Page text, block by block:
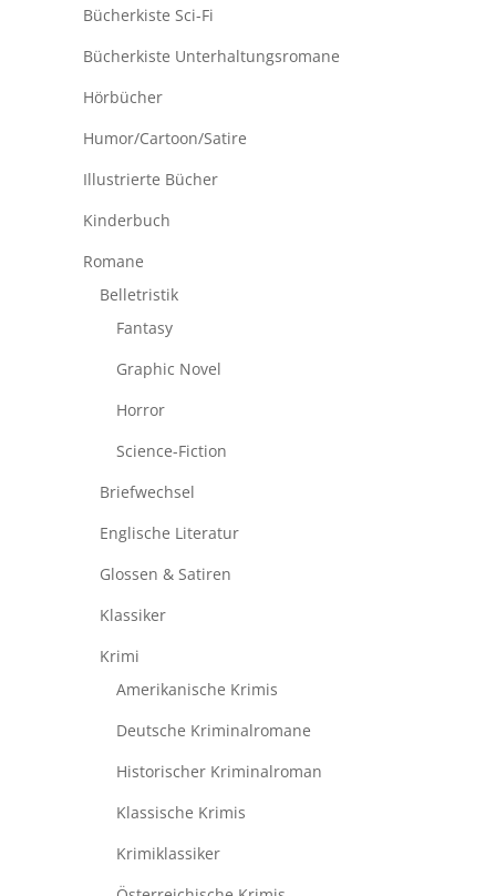
Bücherkiste Sci-Fi
Bücherkiste Unterhaltungsromane
Hörbücher
Humor/Cartoon/Satire
Illustrierte Bücher
Kinderbuch
Romane
Belletristik
Fantasy
Graphic Novel
Horror
Science-Fiction
Briefwechsel
Englische Literatur
Glossen & Satiren
Klassiker
Krimi
Amerikanische Krimis
Deutsche Kriminalromane
Historischer Kriminalroman
Klassische Krimis
Krimiklassiker